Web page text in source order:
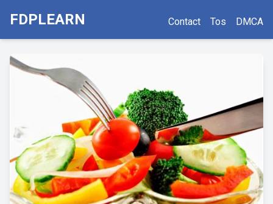
FDPLEARN Contact Tos DMCA